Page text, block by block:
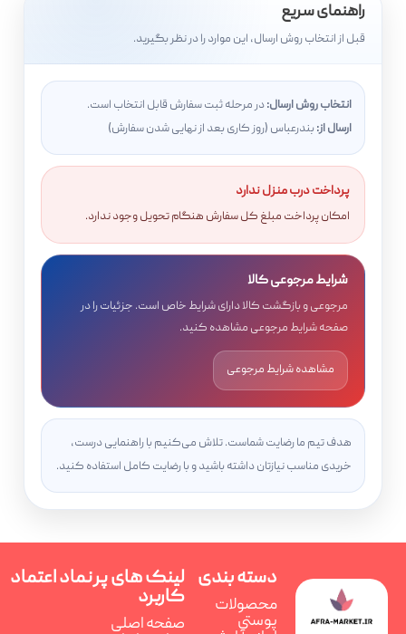
راهنمای سریع
قبل از انتخاب روش ارسال، این موارد را در نظر بگیرید.
انتخاب روش ارسال:در مرحله ثبت سفارش قابل انتخاب است.
ارسال از: بندرعباس (روز کاری بعد از نهایی شدن سفارش)
پرداخت درب منزل ندارد
امکان پرداخت مبلغ کل سفارش هنگام تحویل وجود ندارد.
شرایط مرجوعی کالا
مرجوعی و بازگشت کالا دارای شرایط خاص است. جزئیات را در
صفحه شرایط مرجوعی مشاهده کنید.
مشاهده شرایط مرجوعی
هدف تیم ما رضایت شماست. تلاش می‌کنیم با راهنمایی درست،
خریدی مناسب نیازتان داشته باشید و با رضایت کامل استفاده کنید.
دسته بندی
محصولات
پوستی
لینک های پر
کاربرد
صفحه اصلی
نماد اعتماد